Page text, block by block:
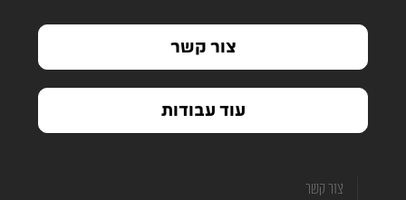
צור קשר
עוד עבודות
צור קשר